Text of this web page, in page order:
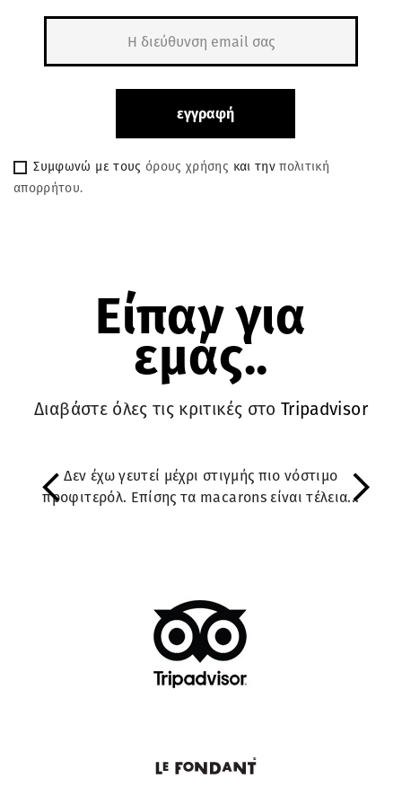
Συμφωνώ με τους όρους χρήσης και τηνπολιτική
απορρήτου.
Είπαν για
εμάς..
Διαβάστε όλες τις κριτικές στο Tripadvisor
Δεν έχω γευτεί μέχρι στιγμής πιο νόστιμο
προφιτερόλ. Επίσης τα macarons είναι τέλεια...
Previous